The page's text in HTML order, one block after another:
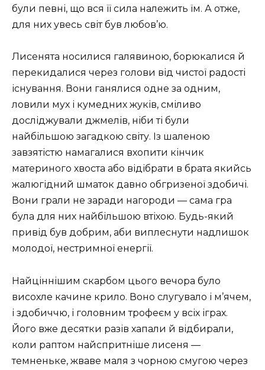
були певні, що вся її сила належить їм. А отже,
для них увесь світ був любов’ю.
Лисенята носилися галявиною, борюкалися й
перекидалися через голови від чистої радості
існування. Вони ганялися одне за одним,
ловили мух і кумедних жуків, сміливо
досліджували джмелів, ніби ті були
найбільшою загадкою світу. Із шаленою
завзятістю намагалися вхопити кінчик
материного хвоста або відібрати в брата якийсь
жалюгідний шматок давно обгризеної здобичі.
Вони грали не заради нагороди — сама гра
була для них найбільшою втіхою. Будь-який
привід був добрим, аби виплеснути надлишок
молодої, нестримної енергії.
Найціннішим скарбом цього вечора було
висохле качине крило. Воно слугувало і м’ячем,
і здобиччю, і головним трофеєм у всіх іграх.
Його вже десятки разів хапали й відбирали,
коли раптом найспритніше лисеня —
темненьке, жваве маля з чорною смугою через